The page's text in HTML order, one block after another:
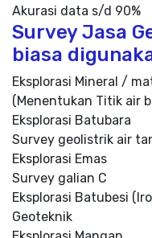
Akurasi data s/d 90%
Survey Jasa
biasa
Eksplorasi Mineral /
(Menentukan Titik air
Eksplorasi Batubara
Survey geolistrik air
Eksplorasi Emas
Survey galian C
Eksplorasi Batubesi
Geoteknik